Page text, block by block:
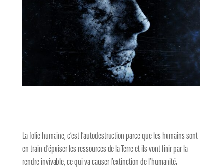
La folie humaine, c’est l’autodestruction parce que les humains sont
en train d’épuiser les ressources de la Terre et ils vont finir par la
rendre invivable, ce qui va causer l’extinction de l’humanité.